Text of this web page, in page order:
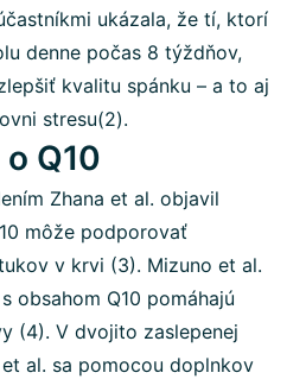
ukázala, že tí, ktorí
denne počas 8 týždňov,
kvalitu spánku – a to aj
stresu(2).
Q10
Zhana et al. objavil
môže podporovať
v krvi (3). Mizuno et al.
obsahom Q10 pomáhajú
(4). V dvojito zaslepenej
al. sa pomocou doplnkov